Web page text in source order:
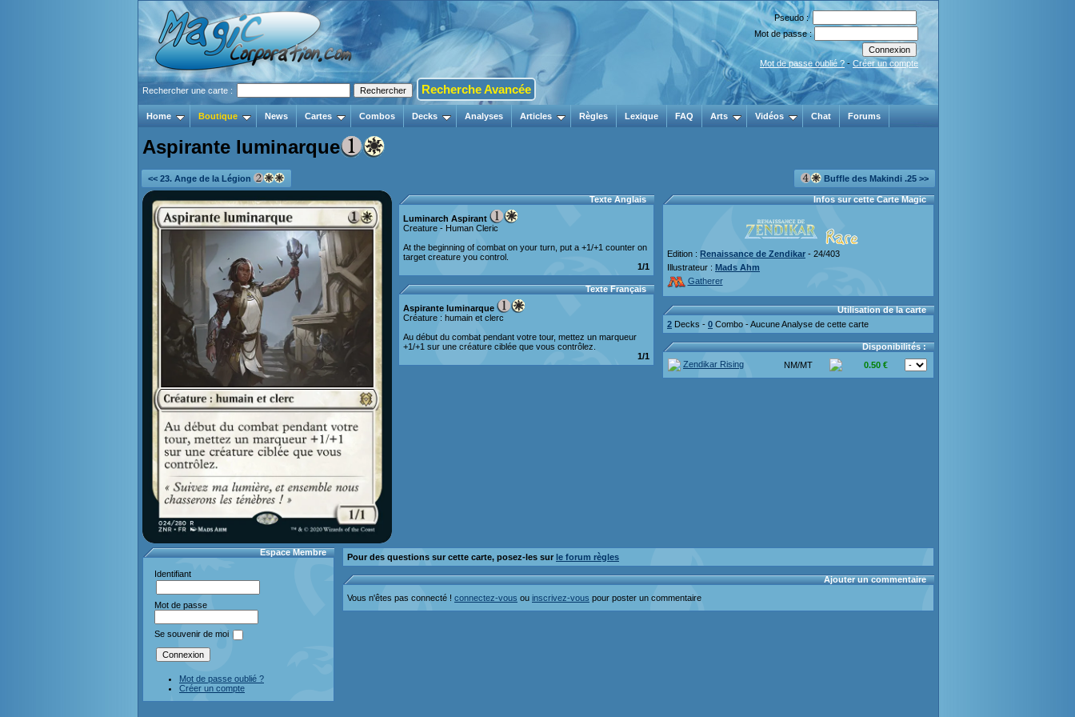
Pseudo :
Mot de passe :
Mot de passe oublié ? - Créer un compte
Rechercher une carte : Recherche Avancée
Home Boutique News Cartes Combos Decks Analyses Articles Règles Lexique FAQ Arts Vidéos Chat Forums
Aspirante luminarque
<< 23. Ange de la Légion Buffle des Makindi .25 >>
Texte Anglais
Luminarch Aspirant
Creature - Human Cleric
At the beginning of combat on your turn, put a +1/+1 counter on
target creature you control.
1/1
Texte Français
Aspirante luminarque
Créature : humain et clerc
Au début du combat pendant votre tour, mettez un marqueur
+1/+1 sur une créature ciblée que vous contrôlez.
1/1
Infos sur cette Carte Magic
Edition : Renaissance de Zendikar - 24/403
Illustrateur : Mads Ahm
Gatherer
Utilisation de la carte
2 Decks - 0 Combo - Aucune Analyse de cette carte
Disponibilités :
Zendikar Rising
NM/MT 0.50 €
Espace Membre
Identifiant
Mot de passe
Se souvenir de moi
Mot de passe oublié ?
Créer un compte
Pour des questions sur cette carte, posez-les sur le forum règles
Ajouter un commentaire
Vous n'êtes pas connecté ! connectez-vous ou inscrivez-vous pour poster un commentaire